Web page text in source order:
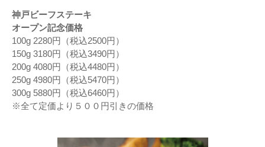
神戸ビーフステーキ
オープン記念価格
100g 2280円（税込2500円）
150g 3180円（税込3490円）
200g 4080円（税込4480円）
250g 4980円（税込5470円）
300g 5880円（税込6460円）
※全て定価より５００円引きの価格